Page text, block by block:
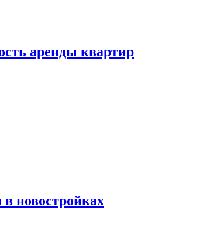
аренды квартир
новостройках